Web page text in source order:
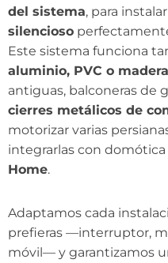
del sistema, para
silencioso
Este sistema funciona
aluminio, PVC o madera
antiguas, balconeras de
cierres metálicos de
motorizar varias
integrarlas con
Home.
Adaptamos cada
prefieras —interruptor,
móvil— y garantizamos